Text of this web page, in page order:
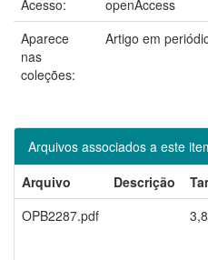
Acesso:
openAccess
Aparece
nas
coleções:
Artigo em
Arquivos associados a este
Arquivo
Descrição
OPB2287.pdf